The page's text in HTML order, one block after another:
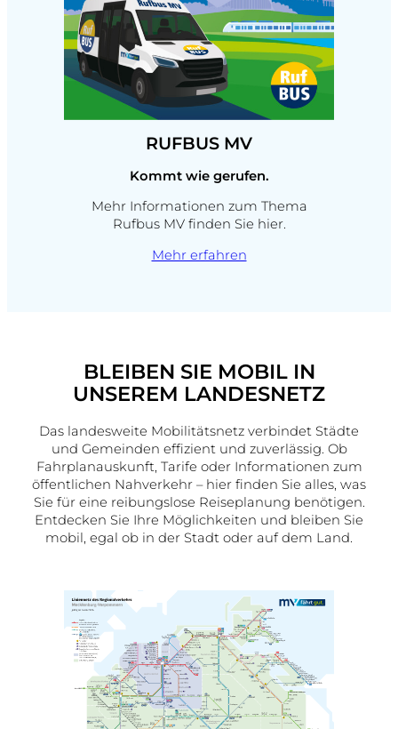
RUFBUS MV
Kommt wie gerufen.
Mehr Informationen zum Thema
Rufbus MV finden Sie hier.
Mehr erfahren
BLEIBEN SIE MOBIL IN
UNSEREM LANDESNETZ
Das landesweite Mobilitätsnetz verbindet Städte
und Gemeinden effizient und zuverlässig. Ob
Fahrplanauskunft, Tarife oder Informationen zum
öffentlichen Nahverkehr – hier finden Sie alles, was
Sie für eine reibungslose Reiseplanung benötigen.
Entdecken Sie Ihre Möglichkeiten und bleiben Sie
mobil, egal ob in der Stadt oder auf dem Land.